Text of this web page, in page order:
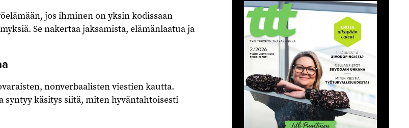
jos ihminen on yksin kodissaan
Se nakertaa jaksamista, elämänlaatua ja
nonverbaalisten viestien kautta.
käsitys siitä, miten hyväntahtoisesti